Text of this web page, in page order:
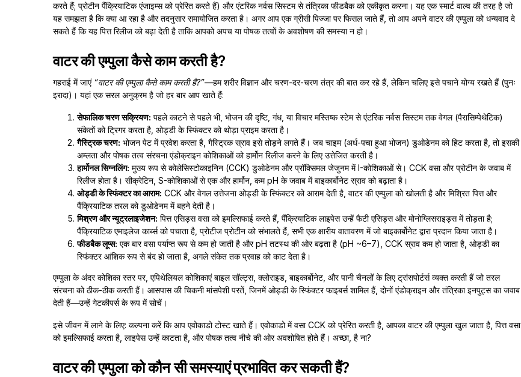
करते हैं; प्रोटीन पैंक्रियाटिक एंजाइम्स को प्रेरित करते हैं) और एंटरिक नर्वस सिस्टम से तंत्रिका फीडबैक को एकीकृत करना। यह एक स्मार्ट वाल्व की तरह है जो
यह समझता है कि क्या आ रहा है और तदनुसार समायोजित करता है। अगर आप एक ग्रीसी पिज्जा पर फिसल जाते हैं, तो आप अपने वाटर की एम्पुला को धन्यवाद दे
सकते हैं कि यह पित्त रिलीज को बढ़ा देती है ताकि आपको अपच या पोषक तत्वों के अवशोषण की समस्या न हो।
वाटर की एम्पुला कैसे काम करती है?
गहराई में जाएं “वाटर की एम्पुला कैसे काम करती है?”—हम शरीर विज्ञान और चरण-दर-चरण तंत्र की बात कर रहे हैं, लेकिन चलिए इसे पचाने योग्य रखते हैं (पुनः
इरादा)। यहां एक सरल अनुक्रम है जो हर बार आप खाते हैं:
सेफालिक चरण सक्रियण: पहले काटने से पहले भी, भोजन की दृष्टि, गंध, या विचार मस्तिष्क स्टेम से एंटरिक नर्वस सिस्टम तक वेगल (पैरासिम्पेथेटिक)
संकेतों को ट्रिगर करता है, ओड्डी के स्फिंक्टर को थोड़ा प्राइम करता है।
गैस्ट्रिक चरण: भोजन पेट में प्रवेश करता है, गैस्ट्रिक स्राव इसे तोड़ने लगते हैं। जब चाइम (अर्ध-पचा हुआ भोजन) डुओडेनम को हिट करता है, तो इसकी
अम्लता और पोषक तत्व संरचना एंडोक्राइन कोशिकाओं को हार्मोन रिलीज करने के लिए उत्तेजित करती है।
हार्मोनल सिग्नलिंग: मुख्य रूप से कोलेसिस्टोकाइनिन (CCK) डुओडेनम और प्रॉक्सिमल जेजुनम में I-कोशिकाओं से। CCK वसा और प्रोटीन के जवाब में
रिलीज होता है। सीक्रेटिन, S-कोशिकाओं से एक और हार्मोन, कम pH के जवाब में बाइकार्बोनेट स्राव को बढ़ाता है।
ओड्डी के स्फिंक्टर का आराम: CCK और वेगल उत्तेजना ओड्डी के स्फिंक्टर को आराम देती है, वाटर की एम्पुला को खोलती है और मिश्रित पित्त और
पैंक्रियाटिक तरल को डुओडेनम में बहने देती है।
मिश्रण और न्यूट्रलाइजेशन: पित्त एसिड्स वसा को इमल्सिफाई करते हैं, पैंक्रियाटिक लाइपेस उन्हें फैटी एसिड्स और मोनोग्लिसराइड्स में तोड़ता है;
पैंक्रियाटिक एमाइलेज कार्ब्स को पचाता है, प्रोटीज प्रोटीन को संभालते हैं, सभी एक क्षारीय वातावरण में जो बाइकार्बोनेट द्वारा प्रदान किया जाता है।
फीडबैक लूप्स: एक बार वसा पर्याप्त रूप से कम हो जाती है और pH तटस्थ की ओर बढ़ता है (pH ~6–7), CCK स्राव कम हो जाता है, ओड्डी का
स्फिंक्टर आंशिक रूप से बंद हो जाता है, अगले संकेत तक प्रवाह को काट देता है।
एम्पुला के अंदर कोशिका स्तर पर, एपिथेलियल कोशिकाएं बाइल सॉल्ट्स, क्लोराइड, बाइकार्बोनेट, और पानी चैनलों के लिए ट्रांसपोर्टर्स व्यक्त करती हैं जो तरल
संरचना को ठीक-ठीक करती हैं। आसपास की चिकनी मांसपेशी परतें, जिनमें ओड्डी के स्फिंक्टर फाइबर्स शामिल हैं, दोनों एंडोक्राइन और तंत्रिका इनपुट्स का जवाब
देती हैं—उन्हें गेटकीपर्स के रूप में सोचें।
इसे जीवन में लाने के लिए: कल्पना करें कि आप एवोकाडो टोस्ट खाते हैं। एवोकाडो में वसा CCK को प्रेरित करती है, आपका वाटर की एम्पुला खुल जाता है, पित्त वसा
को इमल्सिफाई करता है, लाइपेस उन्हें काटता है, और पोषक तत्व नीचे की ओर अवशोषित होते हैं। अच्छा, है ना?
वाटर की एम्पुला को कौन सी समस्याएं प्रभावित कर सकती हैं?